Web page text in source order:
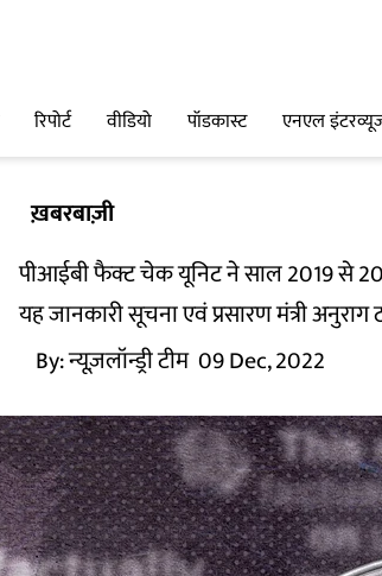
रिपोर्ट वीडियो पॉडकास्ट एनएल
ख़बरबाज़ी
पीआईबी फैक्ट चेक यूनिट ने साल 2019 से
यह जानकारी सूचना एवं प्रसारण मंत्री
By:न्यूज़लॉन्ड्री टीम 09 Dec, 2022